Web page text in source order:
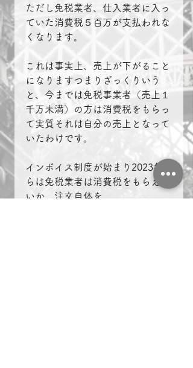
ただし免税業者、仕入業者に入っ
ていた消費税５百万が支払われな
くなります。
これは事実上、売上が下がること
になりますつまりざっくりいう
と、今までは免税事業者（売上１
千万未満）の方は消費税をもらっ
て実質それは自分の売上となって
いたわけです。
インボイス制度が始まり2023年か
らは免税業者は消費税をもらえな
いか、注文自体を